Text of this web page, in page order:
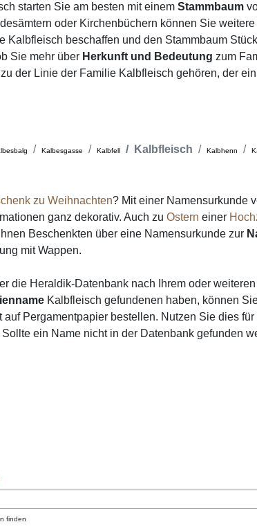
starten Sie am besten mit einemStammbaum
oder Kirchenbüchern können Sie
Kalbfleisch beschaffen und den Stammbaum
Sie mehr über Herkunft und Bedeutung zum
der Linie der Familie Kalbfleisch gehören, der
Kalbesgasse Kalbfell Kalbfleisch Kalbhenn
zu Weihnachten? Mit einer Namensurkunde
ganz dekorativ. Auch zuOstern einer
Beschenkten über eine Namensurkunde zur
mit Wappen.
die Heraldik-Datenbank nach Ihrem oder
Kalbfleisch gefundenen haben, können
auf Pergamentpapier bestellen. Nutzen Sie dies
ein Name nicht in der Datenbank gefunden
finden